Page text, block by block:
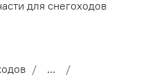
для снегоходов
...